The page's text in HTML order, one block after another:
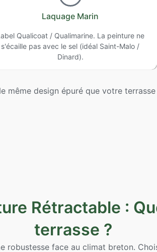
Laquage Marin
Qualicoat / Qualimarine. La peinture ne
s'écaille pas avec le sel (idéal Saint-Malo /
Dinard).
même design épuré que votre
Rétractable :
terrasse ?
robustesse face au climat breton.